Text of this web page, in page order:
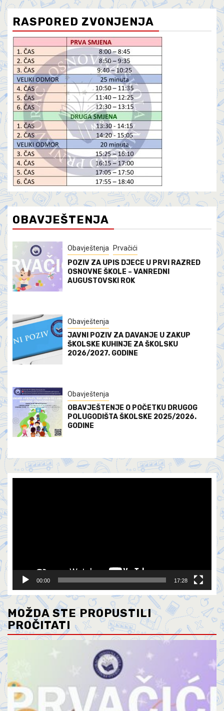
RASPORED ZVONJENJA
OBAVJEŠTENJA
Obavještenja Prvačići
POZIV ZA UPIS DJECE U PRVI RAZRED
OSNOVNE ŠKOLE – VANREDNI
AUGUSTOVSKI ROK
Obavještenja
JAVNI POZIV ZA DAVANJE U ZAKUP
ŠKOLSKE KUHINJE ZA ŠKOLSKU
2026/2027. GODINE
Obavještenja
OBAVJEŠTENJE O POČETKU DRUGOG
POLUGODIŠTA ŠKOLSKE 2025/2026.
GODINE
00:00 17:28
MOŽDA STE PROPUSTILI
PROČITATI